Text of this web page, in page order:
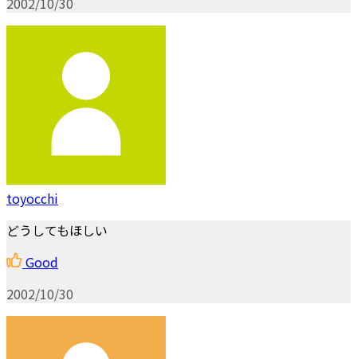
toyocchi
どうしてもほしい
Good
2002/10/30